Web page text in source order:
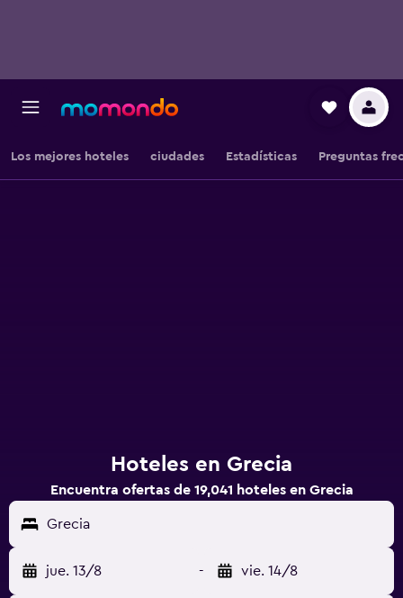
Los mejores hoteles ciudades Estadísticas Preguntas
Hoteles en Grecia
Encuentra ofertas de 19,041 hoteles en Grecia
Grecia
jue. 13/8 - vie. 14/8